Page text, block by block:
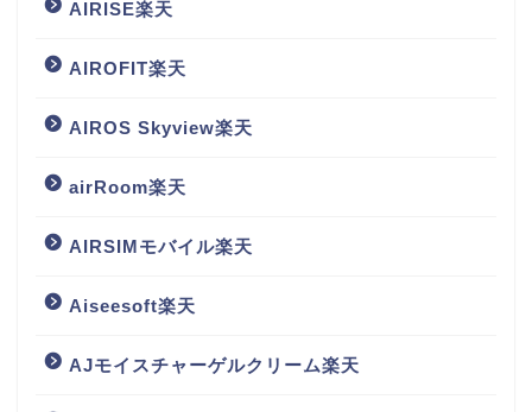
AIRISE楽天
AIROFIT楽天
AIROS Skyview楽天
airRoom楽天
AIRSIMモバイル楽天
Aiseesoft楽天
AJモイスチャーゲルクリーム楽天